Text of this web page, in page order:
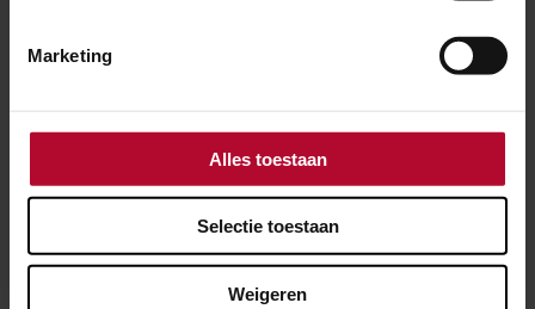
Marketing
Alles toestaan
Selectie toestaan
Weigeren
Treinverkeer rondom Gouda hervat na
stroomstoring
12 juli 2026